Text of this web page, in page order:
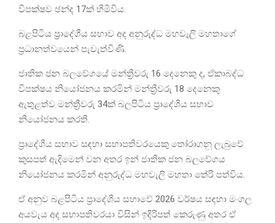
විපක්ෂව ඡන්ද 17ක් හිමිවිය.
බළපිටිය ප්‍රාදේශීය සභාව අද අනුරුද්ධ මහවැලි මහතාගේ
ප්‍රධානත්වයෙන් පැවැත්විණි.
ජාතික ජන බලවේගයේ මන්ත්‍රීවරු 16 දෙනෙකු ද, ඒකාබද්ධ
විපක්ෂය නියෝජනය කරමින් මන්ත්‍රීවරු 18 දෙනෙකු
ඇතුළත්ව මන්ත්‍රීවරු 34ක් බලපිටිය ප්‍රාදේශීය සභාව
නියෝජනය කරති.
ප්‍රාදේශීය සභාව සඳහා සභාපතිවරයෙකු තෝරාගනු ලැබුවේ
කුසපත් ඇදිමෙන් වන අතර ඉන් ජාතික ජන බලවේගය
නියෝජනය කරමින් අනුරුද්ධ මහවැලි මහතා තේරි පත්විය.
ඒ අනුව බළපිටිය ප්‍රාදේශීය සභාවේ 2026 වර්ෂය සඳහා මංගල
අයවැය අද සභාපතිවරයා විසින් ඉදිරිපත් කෙරුණු අතර ඒ